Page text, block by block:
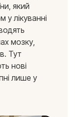
який
лікуванні
мозку,
Тут
нові
лише у